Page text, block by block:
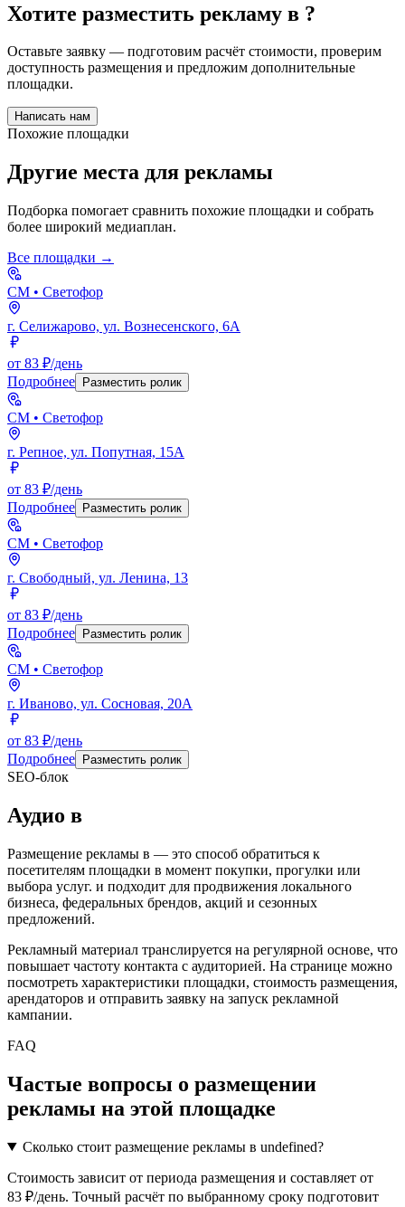
Хотите разместить рекламу в ?
Оставьте заявку — подготовим расчёт стоимости, проверим
доступность размещения и предложим дополнительные
площадки.
Написать нам
Похожие площадки
Другие места для рекламы
Подборка помогает сравнить похожие площадки и собрать
более широкий медиаплан.
Все площадки →
СМ • Светофор
г. Селижарово, ул. Вознесенского, 6А
от 83 ₽/день
Подробнее
Разместить ролик
СМ • Светофор
г. Репное, ул. Попутная, 15А
от 83 ₽/день
Подробнее
Разместить ролик
СМ • Светофор
г. Свободный, ул. Ленина, 13
от 83 ₽/день
Подробнее
Разместить ролик
СМ • Светофор
г. Иваново, ул. Сосновая, 20А
от 83 ₽/день
Подробнее
Разместить ролик
SEO-блок
Аудио в
Размещение рекламы в — это способ обратиться к
посетителям площадки в момент покупки, прогулки или
выбора услуг. и подходит для продвижения локального
бизнеса, федеральных брендов, акций и сезонных
предложений.
Рекламный материал транслируется на регулярной основе, что
повышает частоту контакта с аудиторией. На странице можно
посмотреть характеристики площадки, стоимость размещения,
арендаторов и отправить заявку на запуск рекламной
кампании.
FAQ
Частые вопросы о размещении
рекламы на этой площадке
Сколько стоит размещение рекламы в undefined?
Стоимость зависит от периода размещения и составляет от
83 ₽/день. Точный расчёт по выбранному сроку подготовит